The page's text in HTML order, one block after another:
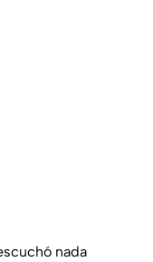
nada